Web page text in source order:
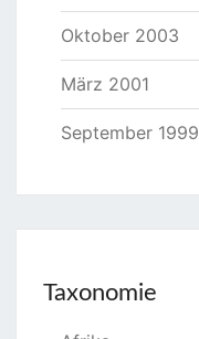
Oktober 2003
März 2001
September 1999
Taxonomie